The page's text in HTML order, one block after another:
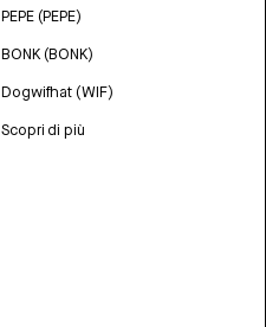
PEPE (PEPE)
BONK (BONK)
Dogwifhat (WIF)
Scopri di più